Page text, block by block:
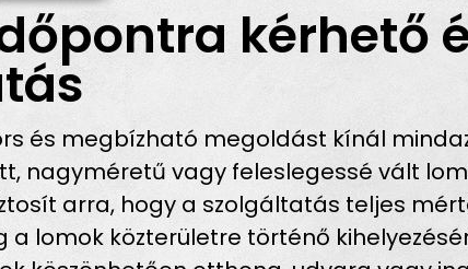
kérhető
és megbízható megoldást kínál
nagyméretű vagy feleslegessé vált
arra, hogy a szolgáltatás teljes
lomok közterületre történő